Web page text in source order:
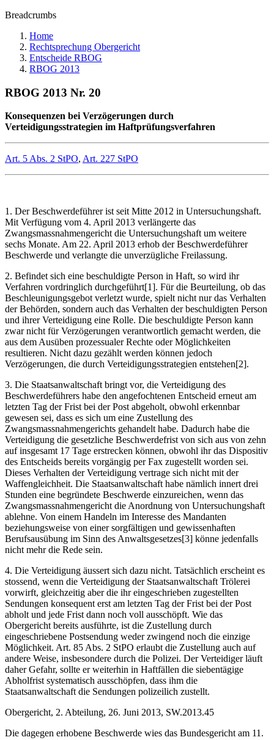
Breadcrumbs
Home
Rechtsprechung Obergericht
Entscheide RBOG
RBOG 2013
RBOG 2013 Nr. 20
Konsequenzen bei Verzögerungen durch
Verteidigungsstrategien im Haftprüfungsverfahren
Art. 5 Abs. 2 StPO, Art. 227 StPO
1. Der Beschwerdeführer ist seit Mitte 2012 in Untersuchungshaft.
Mit Verfügung vom 4. April 2013 verlängerte das
Zwangsmassnahmengericht die Untersuchungshaft um weitere
sechs Monate. Am 22. April 2013 erhob der Beschwerdeführer
Beschwerde und verlangte die unverzügliche Freilassung.
2. Befindet sich eine beschuldigte Person in Haft, so wird ihr
Verfahren vordringlich durchgeführt[1]. Für die Beurteilung, ob das
Beschleunigungsgebot verletzt wurde, spielt nicht nur das Verhalten
der Behörden, sondern auch das Verhalten der beschuldigten Person
und ihrer Verteidigung eine Rolle. Die beschuldigte Person kann
zwar nicht für Verzögerungen verantwortlich gemacht werden, die
aus dem Ausüben prozessualer Rechte oder Möglichkeiten
resultieren. Nicht dazu gezählt werden können jedoch
Verzögerungen, die durch Verteidigungsstrategien entstehen[2].
3. Die Staatsanwaltschaft bringt vor, die Verteidigung des
Beschwerdeführers habe den angefochtenen Entscheid erneut am
letzten Tag der Frist bei der Post abgeholt, obwohl erkennbar
gewesen sei, dass es sich um eine Zustellung des
Zwangsmassnahmengerichts gehandelt habe. Dadurch habe die
Verteidigung die gesetzliche Beschwerdefrist von sich aus von zehn
auf insgesamt 17 Tage erstrecken können, obwohl ihr das Dispositiv
des Entscheids bereits vorgängig per Fax zugestellt worden sei.
Dieses Verhalten der Verteidigung vertrage sich nicht mit der
Waffengleichheit. Die Staatsanwaltschaft habe nämlich innert drei
Stunden eine begründete Beschwerde einzureichen, wenn das
Zwangsmassnahmengericht die Anordnung von Untersuchungshaft
ablehne. Von einem Handeln im Interesse des Mandanten
beziehungsweise von einer sorgfältigen und gewissenhaften
Berufsausübung im Sinn des Anwaltsgesetzes[3] könne jedenfalls
nicht mehr die Rede sein.
4. Die Verteidigung äussert sich dazu nicht. Tatsächlich erscheint es
stossend, wenn die Verteidigung der Staatsanwaltschaft Trölerei
vorwirft, gleichzeitig aber die ihr eingeschrieben zugestellten
Sendungen konsequent erst am letzten Tag der Frist bei der Post
abholt und jede Frist dann noch voll ausschöpft. Wie das
Obergericht bereits ausführte, ist die Zustellung durch
eingeschriebene Postsendung weder zwingend noch die einzige
Möglichkeit. Art. 85 Abs. 2 StPO erlaubt die Zustellung auch auf
andere Weise, insbesondere durch die Polizei. Der Verteidiger läuft
daher Gefahr, sollte er weiterhin in Haftfällen die siebentägige
Abholfrist systematisch ausschöpfen, dass ihm die
Staatsanwaltschaft die Sendungen polizeilich zustellt.
Obergericht, 2. Abteilung, 26. Juni 2013, SW.2013.45
Die dagegen erhobene Beschwerde wies das Bundesgericht am 11.